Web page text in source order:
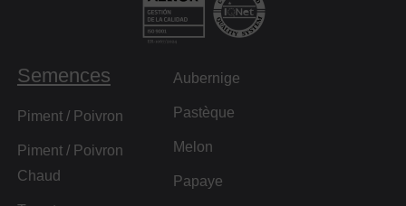
Semences
Piment / Poivron
Piment / Poivron
Chaud
Aubernige
Pastèque
Melon
Papaye